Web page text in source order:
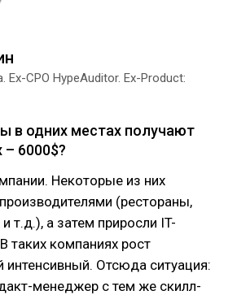
Ex-CPO HypeAuditor. Ex-Product:
в одних местах получают
– 6000$?
Некоторые из них
(рестораны,
т.д.), а затем приросли IT-
таких компаниях рост
интенсивный. Отсюда ситуация:
менеджер с тем же скилл-